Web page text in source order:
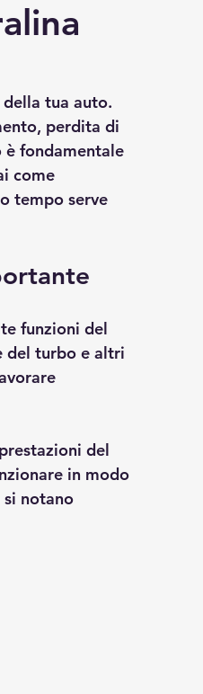
tua auto.
perdita di
è fondamentale
come
tempo serve
funzioni del
del turbo e altri
del
in modo
notano